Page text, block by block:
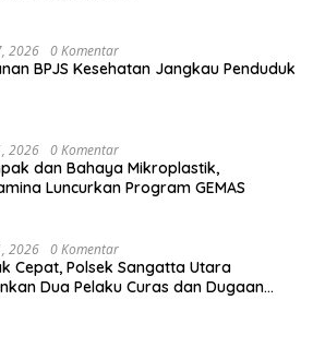
2026 0 Komentar
BPJS Kesehatan Jangkau Penduduk
2026 0 Komentar
dan Bahaya Mikroplastik,
Luncurkan Program GEMAS
2026 0 Komentar
Cepat, Polsek Sangatta Utara
Dua Pelaku Curas dan Dugaan